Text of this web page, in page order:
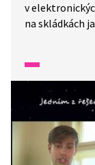
v
na skládkách